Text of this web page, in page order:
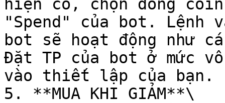
hiện có, chọn đồng
"Spend" của bot. Lệnh
bot sẽ hoạt động như
Đặt TP của bot ở mức
vào thiết lập của bạn.
5. **MUA KHI GIẢM**\